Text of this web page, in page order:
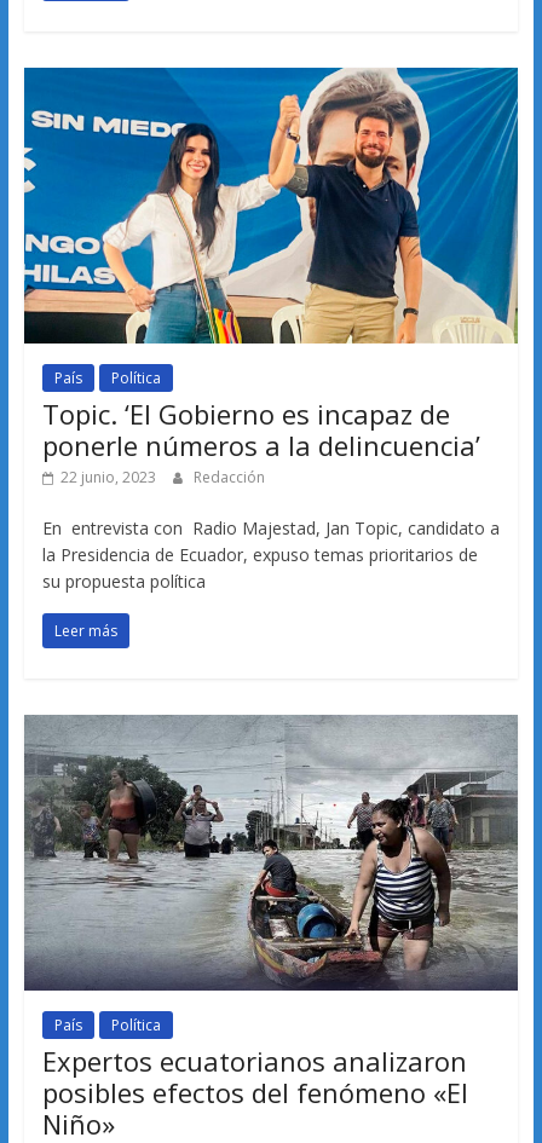
País Política
Topic. ‘El Gobierno es incapaz de
ponerle números a la delincuencia’
22 junio, 2023 Redacción
En entrevista con Radio Majestad, Jan Topic, candidato a
la Presidencia de Ecuador, expuso temas prioritarios de
su propuesta política
Leer más
País Política
Expertos ecuatorianos analizaron
posibles efectos del fenómeno «El
Niño»